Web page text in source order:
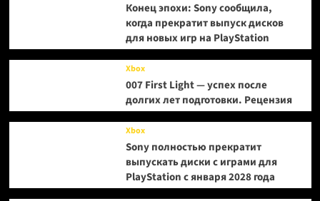
Конец эпохи: Sony сообщила,
когда прекратит выпуск дисков
для новых игр на PlayStation
Xbox
007 First Light — успех после
долгих лет подготовки. Рецензия
Xbox
Sony полностью прекратит
выпускать диски с играми для
PlayStation с января 2028 года